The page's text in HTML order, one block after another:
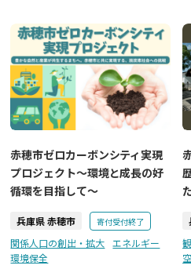
赤穂市ゼロカーボンシティ実現
プロジェクト〜環境と成長の好
循環を目指して〜
兵庫県 赤穂市 寄付受付終了
関係人口の創出・拡大
エネルギー
環境保全